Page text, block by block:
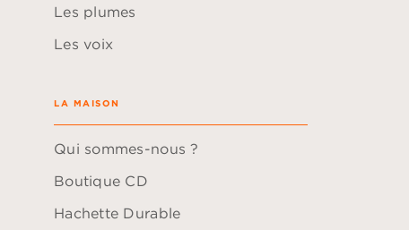
Les plumes
Les voix
LA MAISON
Qui sommes-nous ?
Boutique CD
Hachette Durable